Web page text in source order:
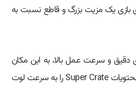
بازی یک مزیت بزرگ و قاطع نسبت به
دقیق و سرعت عمل بالا، به این مکان
دسترسی پیدا کرده و محتویات Super Crate را به سرعت لوت